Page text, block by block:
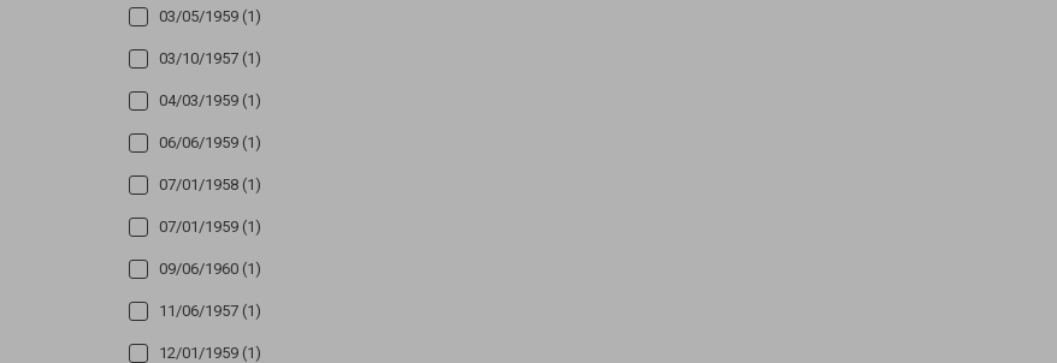
03/05/1959 (1)
03/10/1957 (1)
04/03/1959 (1)
06/06/1959 (1)
07/01/1958 (1)
07/01/1959 (1)
09/06/1960 (1)
11/06/1957 (1)
12/01/1959 (1)